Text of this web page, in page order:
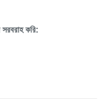
করি: